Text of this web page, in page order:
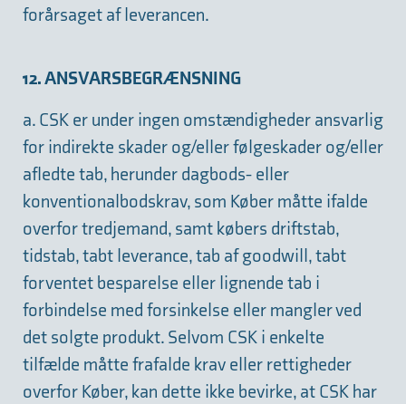
forårsaget af leverancen.
12. ANSVARSBEGRÆNSNING
a. CSK er under ingen omstændigheder ansvarlig
for indirekte skader og/eller følgeskader og/eller
afledte tab, herunder dagbods- eller
konventionalbodskrav, som Køber måtte ifalde
overfor tredjemand, samt købers driftstab,
tidstab, tabt leverance, tab af goodwill, tabt
forventet besparelse eller lignende tab i
forbindelse med forsinkelse eller mangler ved
det solgte produkt. Selvom CSK i enkelte
tilfælde måtte frafalde krav eller rettigheder
overfor Køber, kan dette ikke bevirke, at CSK har